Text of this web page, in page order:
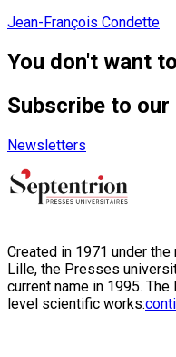
Jean-François Condette
You don't want
Subscribe to
Newsletters
Created in 1971 under
Lille, the Presses
current name in 1995.
level scientific works: